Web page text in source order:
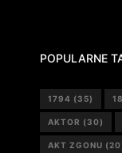
POPULARNE
1794 (35)
AKTOR (30)
AKT ZGONU